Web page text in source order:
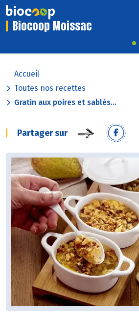
Biocoop Moissac
Accueil
Toutes nos recettes
Gratin aux poires et sablés...
Partager sur